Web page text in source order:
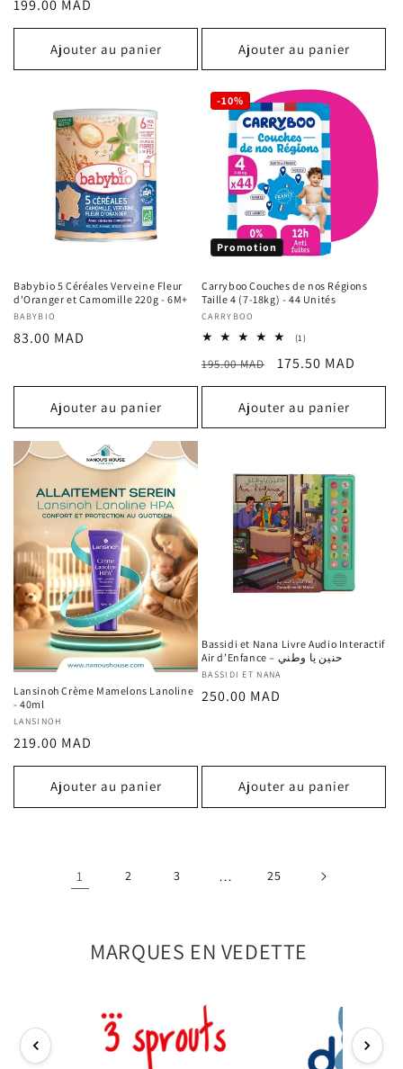
Prix
habituel
199.00 MAD
Ajouter au panier Ajouter au panier
Babybio 5 Céréales Verveine Fleur
d'Oranger et Camomille 220g - 6M+
Fournisseur :
BABYBIO
Prix
83.00 MAD
Ajouter au panier
-10%
Promotion
Carryboo Couches de nos Régions
Taille 4 (7-18kg) - 44 Unités
Fournisseur :
CARRYBOO
(1)1
des
Prix
habituel
195.00 MAD
Prix
promotionnel
175.50 MAD
Ajouter au panier
Lansinoh Crème Mamelons Lanoline
- 40ml
Fournisseur :
LANSINOH
Prix
habituel
219.00 MAD
Ajouter au panier
Bassidi et Nana Livre Audio Interactif
Air d’Enfance – حنين يا وطني
Fournisseur :
BASSIDI ET NANA
Prix
250.00 MAD
Ajouter au panier
1 2 3 … 25
MARQUES EN VEDETTE